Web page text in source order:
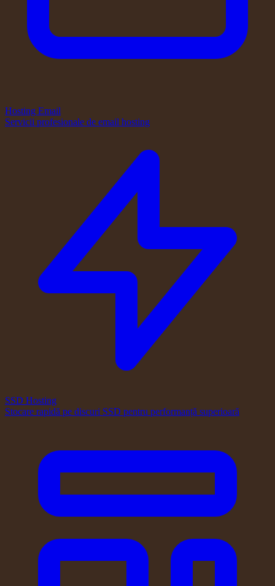
Hosting Email
Servicii profesionale de email hosting
SSD Hosting
Stocare rapidă pe discuri SSD pentru performanță superioară